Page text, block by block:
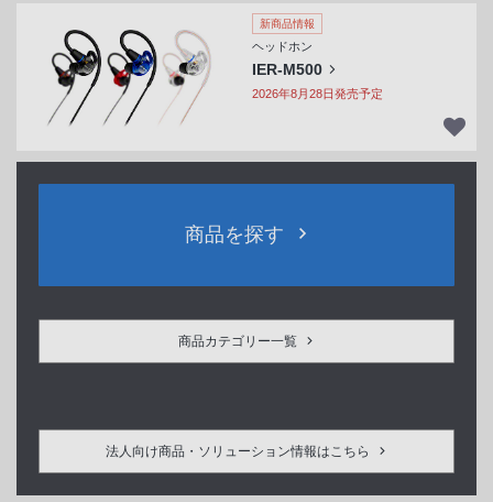
新商品情報
ヘッドホン
IER-M500
2026年8月28日発売予定
商品を探す
商品カテゴリー一覧
法人向け商品・ソリューション情報はこちら